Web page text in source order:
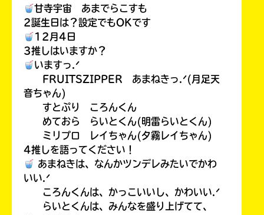
甘寺宇宙 あまでらこすも
2誕生日は？設定でもOKです
12月4日
3推しはいますか？
いますっ.ᐟ
FRUITSZIPPER あまねきっ.ᐟ(月足天
音ちゃん)
すとぷり ころんくん
めておら らいとくん(明雷らいとくん)
ミリプロ レイちゃん(夕霧レイちゃん)
4推しを語ってください！
あまねきは、なんかツンデレみたいでかわ
いい.ᐟ
ころんくんは、かっこいいし、かわいい.ᐟ
らいとくんは、みんなを盛り上げてて、